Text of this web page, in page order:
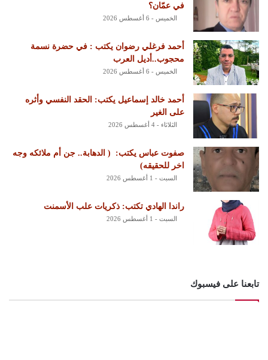
في عمّان؟
الخميس - 6 أغسطس 2026
أحمد فرغلي رضوان يكتب : في حضرة نسمة
محجوب..أديل العرب
الخميس - 6 أغسطس 2026
أحمد خالد إسماعيل يكتب: الحقد النفسي وأثره
على الغير
الثلاثاء - 4 أغسطس 2026
‏صفوت عباس يكتب: ‏ ‏( الدهابة.. جن أم ملائكه وجه
اخر للحقيقه)
السبت - 1 أغسطس 2026
راندا الهادي تكتب: ذكريات علب الأسمنت
السبت - 1 أغسطس 2026
تابعنا على فيسبوك